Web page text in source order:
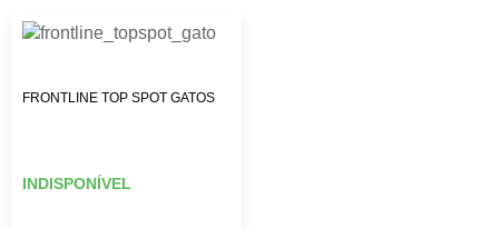
FRONTLINE TOP SPOT GATOS
INDISPONÍVEL